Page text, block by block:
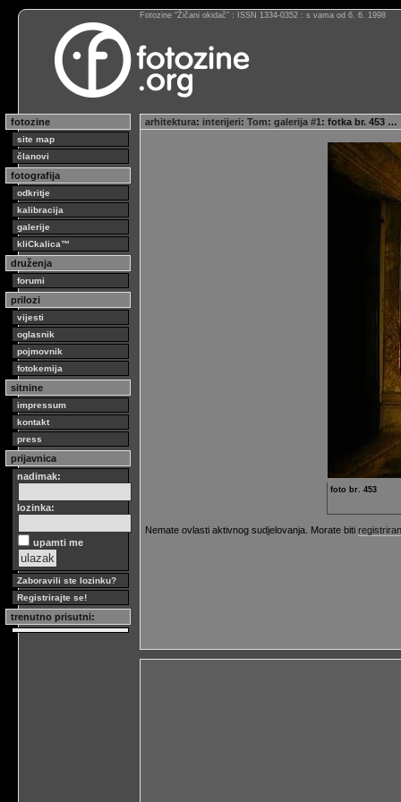
Fotozine “Žičani okidač” : ISSN 1334-0352 : s vama od 6. 6. 1998
fotozine
site map
članovi
fotografija
odkritje
kalibracija
galerije
kliCkalica™
druženja
forumi
prilozi
vijesti
oglasnik
pojmovnik
fotokemija
sitnine
impressum
kontakt
press
prijavnica
nadimak:
lozinka:
upamti me
Zaboravili ste lozinku?
Registrirajte se!
trenutno prisutni:
arhitektura: interijeri: Tom: galerija #1 : fotka br. 453 …
foto br. 453
Nemate ovlasti aktivnog sudjelovanja. Morate biti